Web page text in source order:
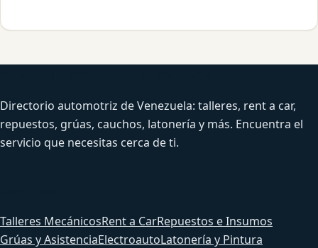
Directorio automotriz de Venezuela: talleres, rent a car,
repuestos, grúas, cauchos, latonería y más. Encuentra el
servicio que necesitas cerca de ti.
Talleres MecánicosRent a CarRepuestos e Insumos
Grúas y AsistenciaElectroautoLatonería y Pintura